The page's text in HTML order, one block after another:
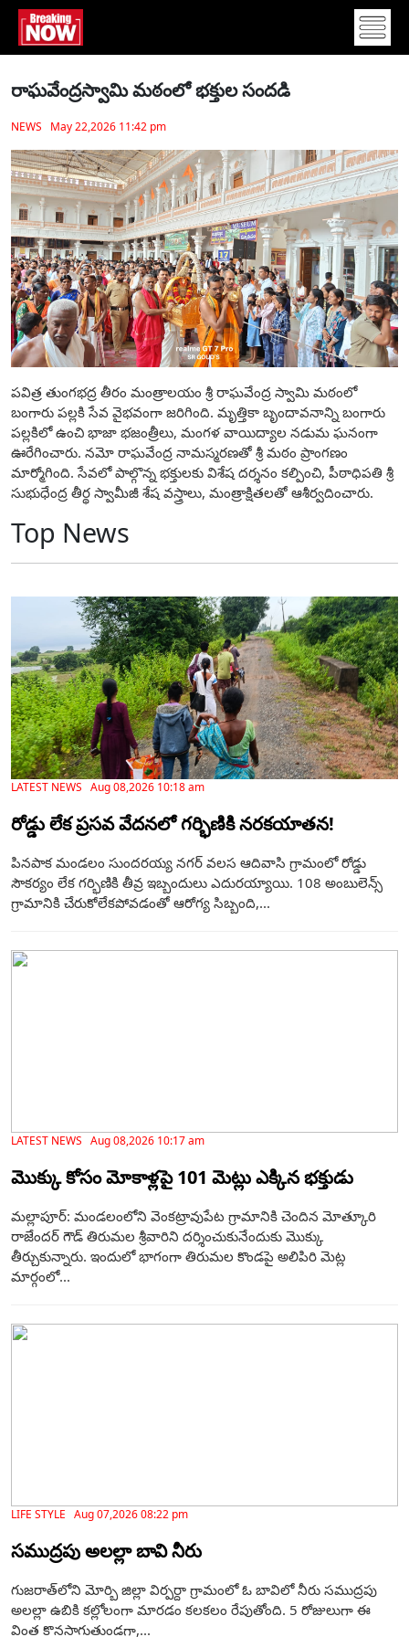
రాఘవేంద్రస్వామి మఠంలో భక్తుల సంద‌డి
NEWS May 22,2026 11:42 pm
పవిత్ర తుంగభద్ర తీరం మంత్రాలయం శ్రీ రాఘవేంద్ర స్వామి మఠంలో
బంగారు పల్లకి సేవ వైభవంగా జరిగింది. మృత్తికా బృందావనాన్ని బంగారు
పల్లకిలో ఉంచి భాజా భజంత్రీలు, మంగళ వాయిద్యాల నడుమ ఘనంగా
ఊరేగించారు. నమో రాఘవేంద్ర నామస్మరణతో శ్రీ మఠం ప్రాంగణం
మార్మోగింది. సేవలో పాల్గొన్న భక్తులకు విశేష దర్శనం కల్పించి, పీఠాధిపతి శ్రీ
సుభుధేంద్ర తీర్థ స్వామీజీ శేష వస్త్రాలు, మంత్రాక్షితలతో ఆశీర్వదించారు.
Top News
LATEST NEWS Aug 08,2026 10:18 am
రోడ్డు లేక ప్రసవ వేదనలో గర్భిణికి నరకయాతన!
పినపాక మండలం సుందరయ్య నగర్ వలస ఆదివాసి గ్రామంలో రోడ్డు
సౌకర్యం లేక గర్భిణికి తీవ్ర ఇబ్బందులు ఎదురయ్యాయి. 108 అంబులెన్స్
గ్రామానికి చేరుకోలేకపోవడంతో ఆరోగ్య సిబ్బంది,...
LATEST NEWS Aug 08,2026 10:17 am
మొక్కు కోసం మోకాళ్లపై 101 మెట్లు ఎక్కిన భక్తుడు
మల్లాపూర్: మండలంలోని వెంకట్రావుపేట గ్రామానికి చెందిన మోత్కూరి
రాజేందర్‌ గౌడ్ తిరుమల శ్రీవారిని దర్శించుకునేందుకు మొక్కు
తీర్చుకున్నారు. ఇందులో భాగంగా తిరుమల కొండపై అలిపిరి మెట్ల
మార్గంలో...
LIFE STYLE Aug 07,2026 08:22 pm
సముద్రపు అలల్లా బావి నీరు
గుజరాత్‌లోని మోర్బి జిల్లా విర్పర్దా గ్రామంలో ఓ బావిలో నీరు సముద్రపు
అలల్లా ఉబికి కల్లోలంగా మారడం కలకలం రేపుతోంది. 5 రోజులుగా ఈ
వింత కొనసాగుతుండగా,...